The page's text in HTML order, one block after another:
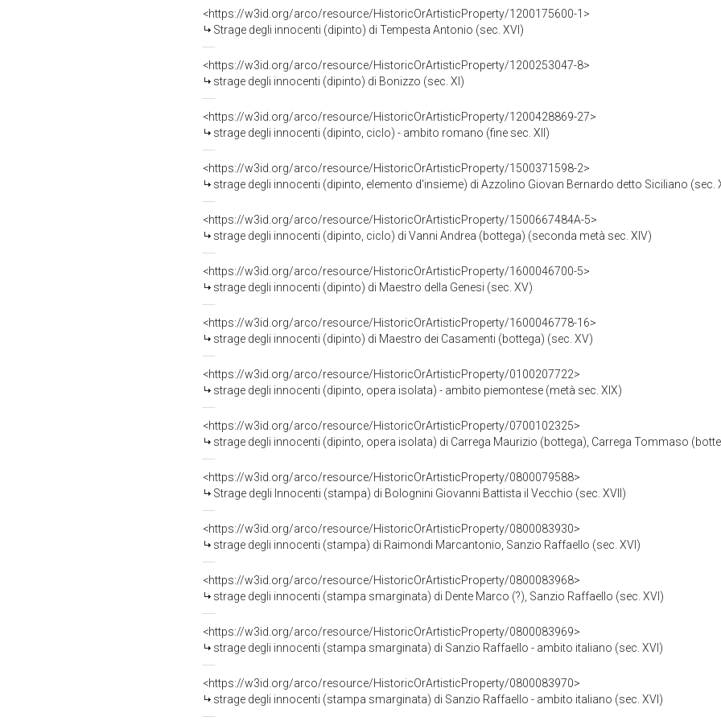
<https://w3id.org/arco/resource/HistoricOrArtisticProperty/1200175600-1>
Strage degli innocenti (dipinto) di Tempesta Antonio (sec. XVI)
<https://w3id.org/arco/resource/HistoricOrArtisticProperty/1200253047-8>
strage degli innocenti (dipinto) di Bonizzo (sec. XI)
<https://w3id.org/arco/resource/HistoricOrArtisticProperty/1200428869-27>
strage degli innocenti (dipinto, ciclo) - ambito romano (fine sec. XII)
<https://w3id.org/arco/resource/HistoricOrArtisticProperty/1500371598-2>
strage degli innocenti (dipinto, elemento d'insieme) di Azzolino Giovan Bernardo detto Siciliano (sec.
<https://w3id.org/arco/resource/HistoricOrArtisticProperty/1500667484A-5>
strage degli innocenti (dipinto, ciclo) di Vanni Andrea (bottega) (seconda metà sec. XIV)
<https://w3id.org/arco/resource/HistoricOrArtisticProperty/1600046700-5>
strage degli innocenti (dipinto) di Maestro della Genesi (sec. XV)
<https://w3id.org/arco/resource/HistoricOrArtisticProperty/1600046778-16>
strage degli innocenti (dipinto) di Maestro dei Casamenti (bottega) (sec. XV)
<https://w3id.org/arco/resource/HistoricOrArtisticProperty/0100207722>
strage degli innocenti (dipinto, opera isolata) - ambito piemontese (metà sec. XIX)
<https://w3id.org/arco/resource/HistoricOrArtisticProperty/0700102325>
strage degli innocenti (dipinto, opera isolata) di Carrega Maurizio (bottega), Carrega Tommaso
<https://w3id.org/arco/resource/HistoricOrArtisticProperty/0800079588>
Strage degli Innocenti (stampa) di Bolognini Giovanni Battista il Vecchio (sec. XVII)
<https://w3id.org/arco/resource/HistoricOrArtisticProperty/0800083930>
strage degli innocenti (stampa) di Raimondi Marcantonio, Sanzio Raffaello (sec. XVI)
<https://w3id.org/arco/resource/HistoricOrArtisticProperty/0800083968>
strage degli innocenti (stampa smarginata) di Dente Marco (?), Sanzio Raffaello (sec. XVI)
<https://w3id.org/arco/resource/HistoricOrArtisticProperty/0800083969>
strage degli innocenti (stampa smarginata) di Sanzio Raffaello - ambito italiano (sec. XVI)
<https://w3id.org/arco/resource/HistoricOrArtisticProperty/0800083970>
strage degli innocenti (stampa smarginata) di Sanzio Raffaello - ambito italiano (sec. XVI)